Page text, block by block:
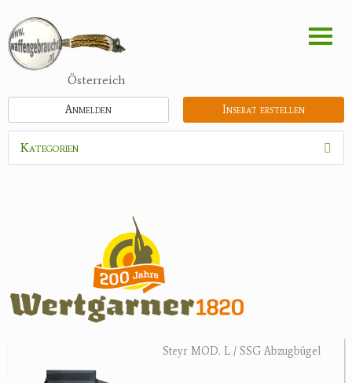
zum
Inhalt
Österreich
Inserat erstellen
Anmelden
Kategorien
Zubehör
Magazine
Steyr MOD. L / SSG Abzugbügel